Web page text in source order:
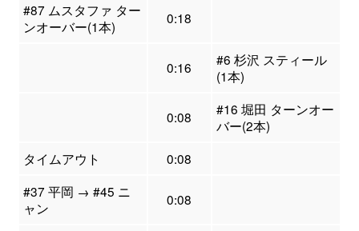
#87 ムスタファ ター
ンオーバー(1本)
0:18
0:16
#6 杉沢 スティール
(1本)
0:08
#16 堀田 ターンオー
バー(2本)
タイムアウト
0:08
#37 平岡 → #45 ニ
ャン
0:08